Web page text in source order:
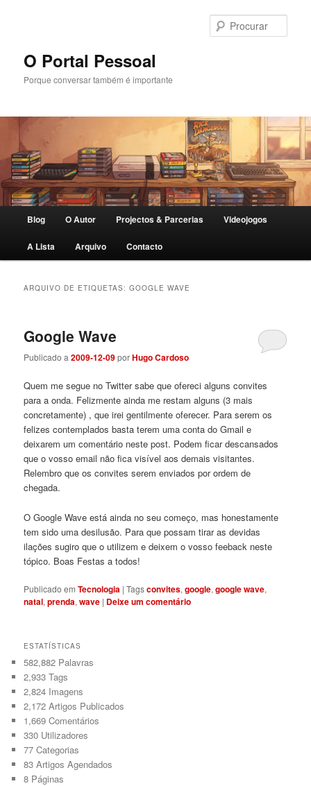
primário
secundárioO Portal Pessoal
Porque conversar também é importante
Blog O Autor Projectos & Parcerias Videojogos
A Lista Arquivo Contacto
ARQUIVO DE ETIQUETAS:GOOGLE WAVE
Google Wave
Publicado a2009-12-09porHugo Cardoso
Quem me segue no Twitter sabe que ofereci alguns convites
para a onda. Felizmente ainda me restam alguns (3 mais
concretamente) , que irei gentilmente oferecer. Para serem os
felizes contemplados basta terem uma conta do Gmail e
deixarem um comentário neste post. Podem ficar descansados
que o vosso email não fica visível aos demais visitantes.
Relembro que os convites serem enviados por ordem de
chegada.
O Google Wave está ainda no seu começo, mas honestamente
tem sido uma desilusão. Para que possam tirar as devidas
ilações sugiro que o utilizem e deixem o vosso feeback neste
tópico. Boas Festas a todos!
Publicado em Tecnologia |Tagsconvites,google,google wave,
natal,prenda,wave | Deixe um comentário
ESTATÍSTICAS
582,882 Palavras
2,933 Tags
2,824 Imagens
2,172 Artigos Publicados
1,669 Comentários
330 Utilizadores
77 Categorias
83 Artigos Agendados
8 Páginas